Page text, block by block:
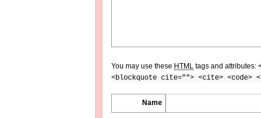
You may use these HTML tags and attributes:
<blockquote cite=""> <cite> <code>
Name